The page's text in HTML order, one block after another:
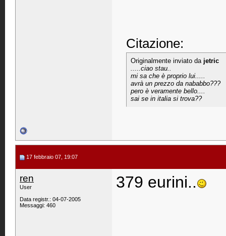
Citazione:
Originalmente inviato da jetric
.....ciao stau..
mi sa che è proprio lui.....
avrà un prezzo da nababbo???
pero è veramente bello....
sai se in italia si trova??
17 febbraio 07, 19:07
ren
User
Data registr.: 04-07-2005
Messaggi: 460
379 eurini..